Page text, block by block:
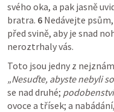
svého oka, a pak jasně
bratra. 6 Nedávejte
před svině, aby je snad
neroztrhaly vás.
„Nesuďte, abyste nebyli
se nad druhé;
ovoce a třísek; a